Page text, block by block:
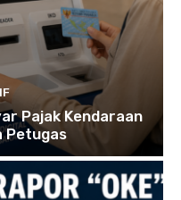
Pajak Kendaraan
Petugas